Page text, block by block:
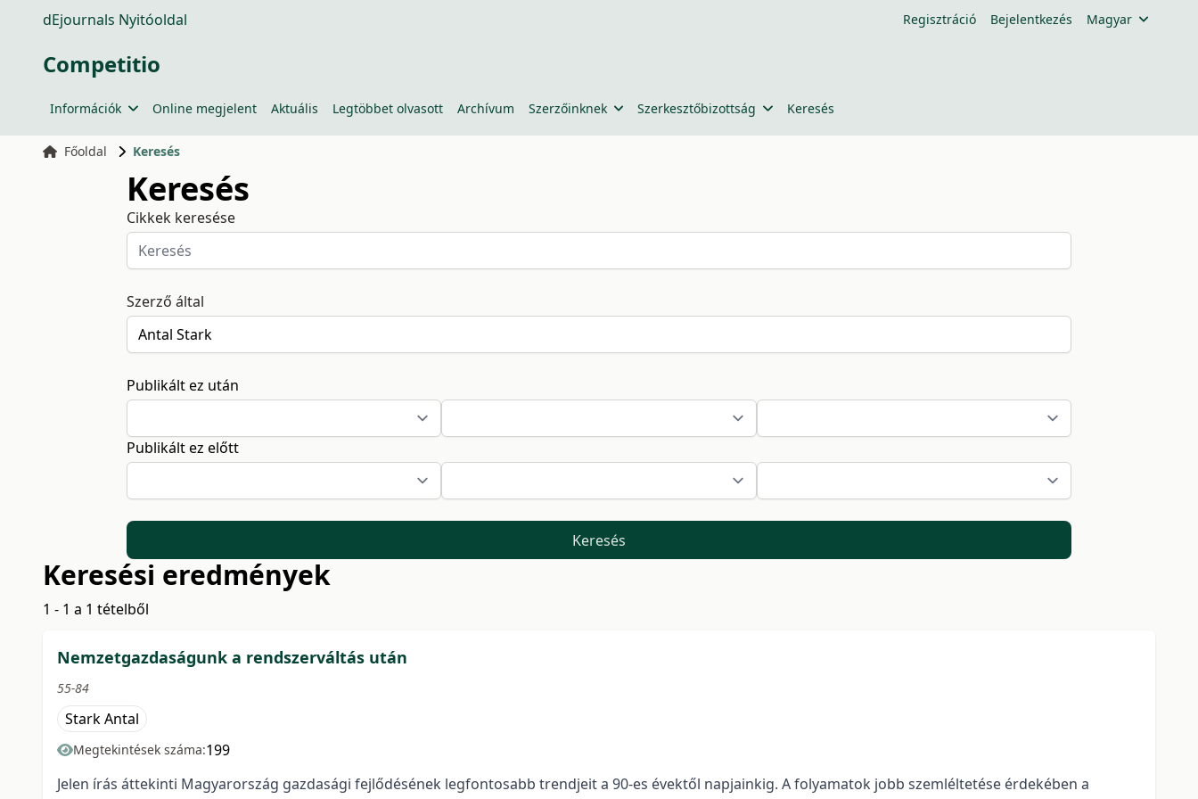
dEjournals Nyitóoldal Regisztráció Bejelentkezés Magyar
Competitio
Információk Online megjelent Aktuális Legtöbbet olvasott Archívum Szerzőinknek Szerkesztőbizottság Keresés
Főoldal Keresés
Keresés
Cikkek keresése
Szerző által
Publikált ez után
Publikált ez előtt
Keresés
Keresési eredmények
1 - 1 a 1 tételből
Nemzetgazdaságunk a rendszerváltás után
55-84
Stark Antal
Megtekintések száma:199
Jelen írás áttekinti Magyarország gazdasági fejlődésének legfontosabb trendjeit a 90-es évektől napjainkig. A folyamatok jobb szemléltetése érdekében a